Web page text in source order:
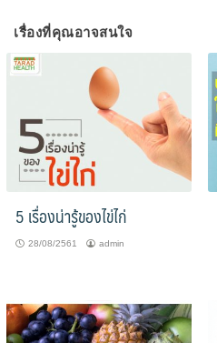
เรื่องที่คุณอาจสนใจ
5 เรื่องน่ารู้ของไข่ไก่
28/08/2561 admin